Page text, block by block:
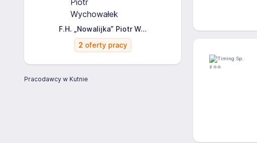
F.H. „Nowalijka” Piotr W...
2 oferty pracy
Pracodawcy w Kutnie